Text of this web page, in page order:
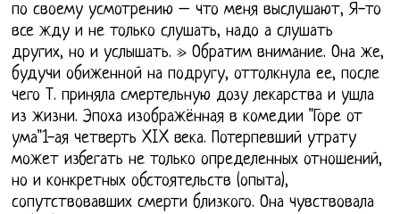
по своему усмотрению – что меня выслушают, Я-то
все жду и не только слушать, надо а слушать
других, но и услышать. » Обратим внимание. Она же,
будучи обиженной на подругу, оттолкнула ее, после
чего Т. приняла смертельную дозу лекарства и ушла
из жизни. Эпоха изображённая в комедии "Горе от
ума"1-ая четверть XIX века. Потерпевший утрату
может избегать не только определенных отношений,
но и конкретных обстоятельств (опыта),
сопутствовавших смерти близкого. Она чувствовала